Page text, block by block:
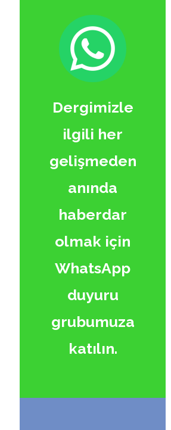
Dergimizle
ilgili her
gelişmeden
anında
haberdar
olmak için
WhatsApp
duyuru
grubumuza
katılın.